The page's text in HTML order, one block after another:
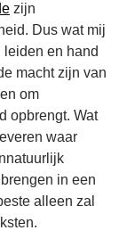
zijn
Dus wat mij
leiden en hand
macht zijn van
om
opbrengt. Wat
waar
in een
alleen zal